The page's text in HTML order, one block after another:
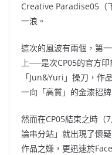
Creative Paradise05（
一浪。
這次的風波有兩個，第
上──是次CP05的官方
「Jun&Yuri」操刀，作
一向「高質」的金漆招牌
然而在CP05結束之時（
論串分站」就出現了懷
作品之嫌，更迅速於